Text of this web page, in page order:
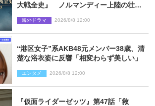
大戦全史』 ノルマンディー上陸の壮絶
海外ドラマ 2026/8/8 12:00
“港区女子”系AKB48元メンバー38歳、清
楚な浴衣姿に反響「相変わらず美しい」
エンタメ 2026/8/8 12:00
『仮面ライダーゼッツ』第47話「救